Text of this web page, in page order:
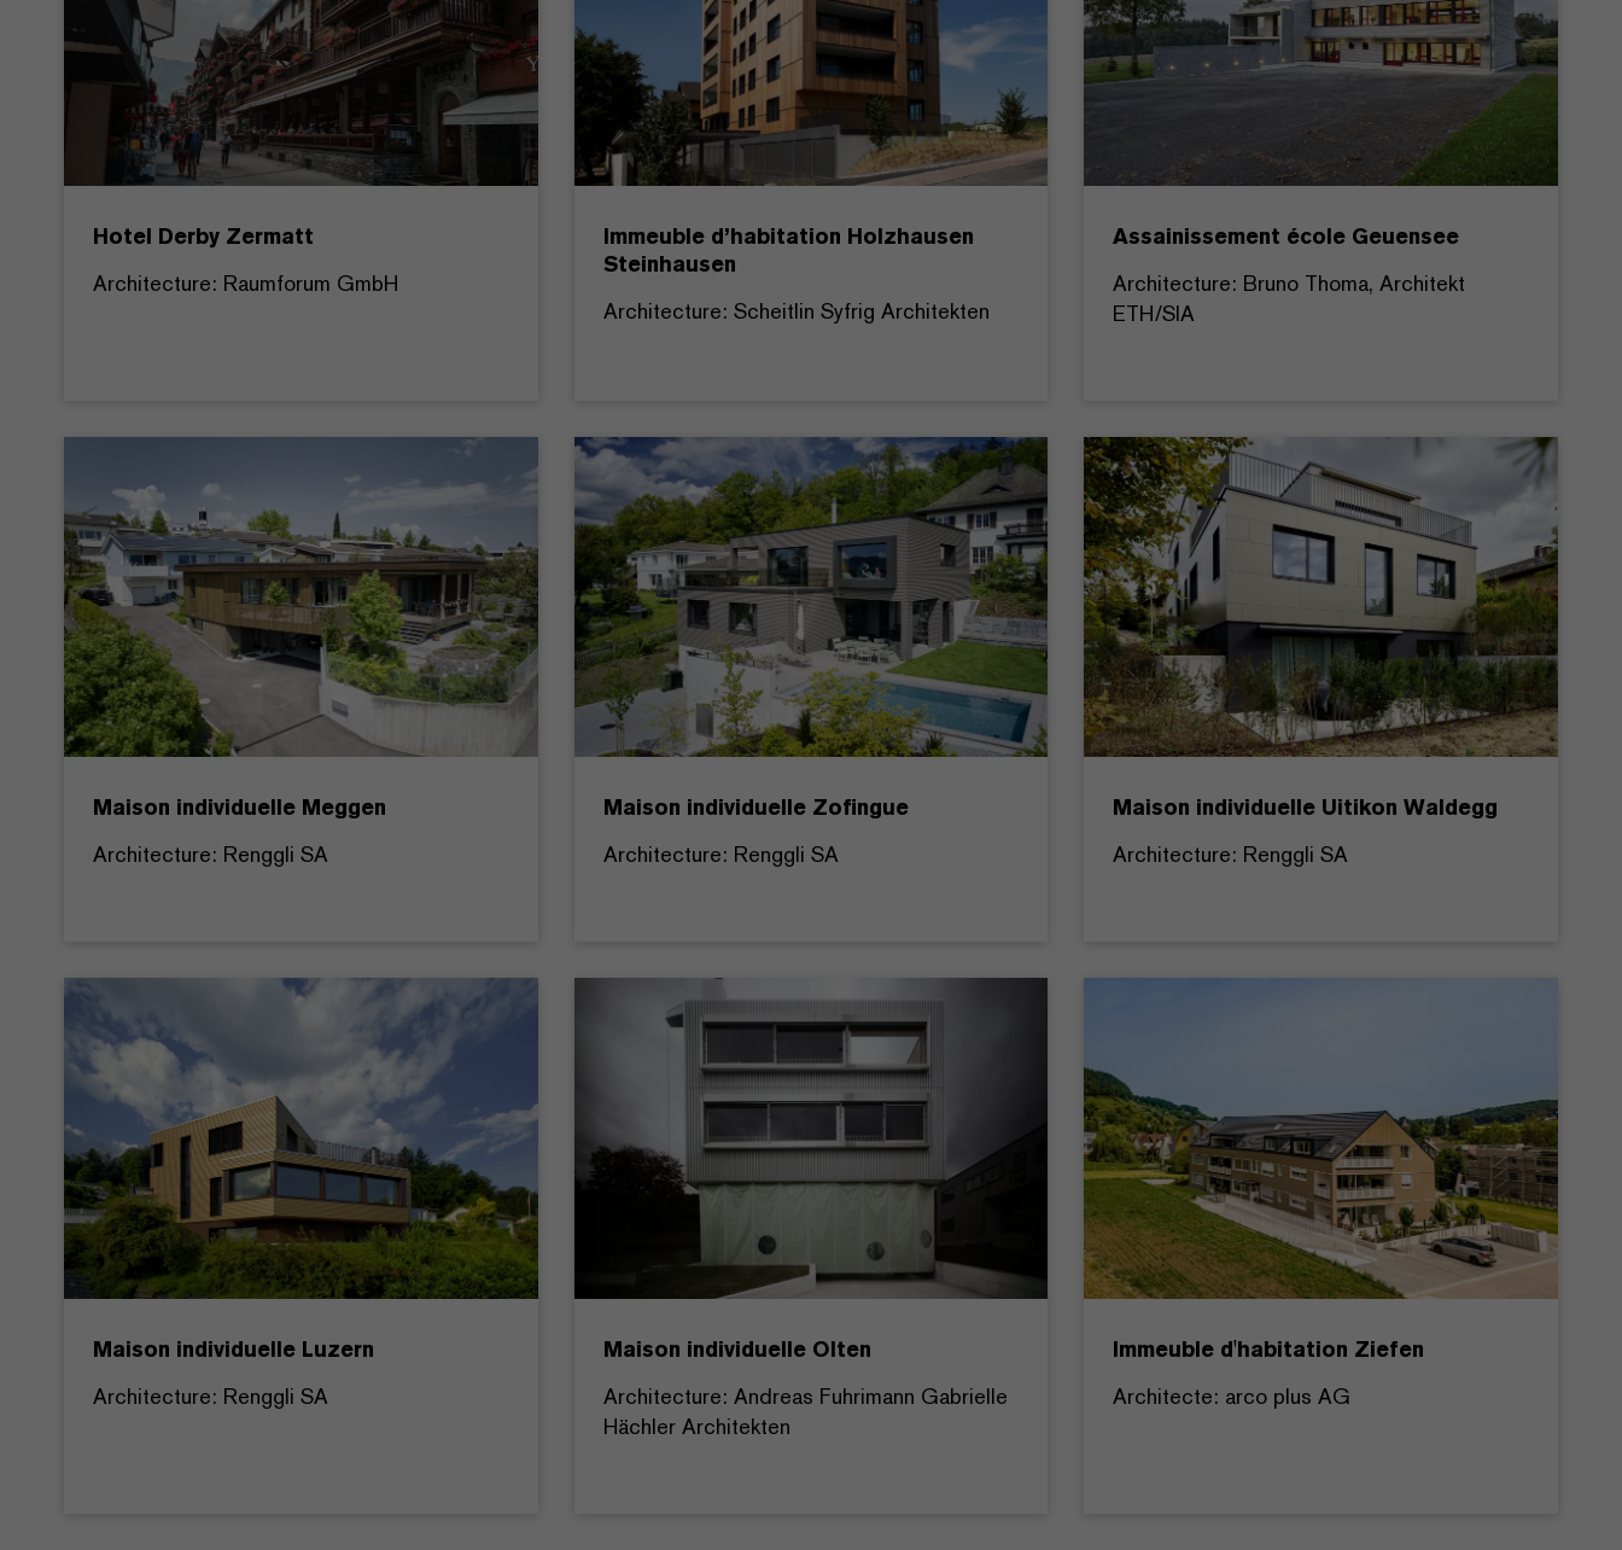
Hotel Derby Zermatt
Architecture: Raumforum GmbH
Immeuble d’habitation Holzhausen
Steinhausen
Architecture: Scheitlin Syfrig Architekten
Assainissement école Geuensee
Architecture: Bruno Thoma, Architekt
ETH/SIA
Maison individuelle Meggen
Architecture: Renggli SA
Maison individuelle Zofingue
Architecture: Renggli SA
Maison individuelle Uitikon Waldegg
Architecture: Renggli SA
Maison individuelle Luzern
Architecture: Renggli SA
Maison individuelle Olten
Architecture: Andreas Fuhrimann Gabrielle
Hächler Architekten
Immeuble d'habitation Ziefen
Architecte: arco plus AG